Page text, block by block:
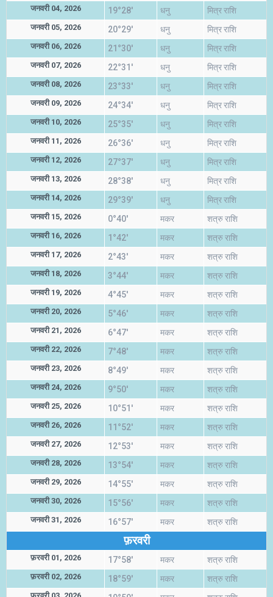
जनवरी 04, 2026 19°28' धनु मित्र राशि
जनवरी 05, 2026 20°29' धनु मित्र राशि
जनवरी 06, 2026 21°30' धनु मित्र राशि
जनवरी 07, 2026 22°31' धनु मित्र राशि
जनवरी 08, 2026 23°33' धनु मित्र राशि
जनवरी 09, 2026 24°34' धनु मित्र राशि
जनवरी 10, 2026 25°35' धनु मित्र राशि
जनवरी 11, 2026 26°36' धनु मित्र राशि
जनवरी 12, 2026 27°37' धनु मित्र राशि
जनवरी 13, 2026 28°38' धनु मित्र राशि
जनवरी 14, 2026 29°39' धनु मित्र राशि
जनवरी 15, 2026 0°40' मकर शत्रु राशि
जनवरी 16, 2026 1°42' मकर शत्रु राशि
जनवरी 17, 2026 2°43' मकर शत्रु राशि
जनवरी 18, 2026 3°44' मकर शत्रु राशि
जनवरी 19, 2026 4°45' मकर शत्रु राशि
जनवरी 20, 2026 5°46' मकर शत्रु राशि
जनवरी 21, 2026 6°47' मकर शत्रु राशि
जनवरी 22, 2026 7°48' मकर शत्रु राशि
जनवरी 23, 2026 8°49' मकर शत्रु राशि
जनवरी 24, 2026 9°50' मकर शत्रु राशि
जनवरी 25, 2026 10°51' मकर शत्रु राशि
जनवरी 26, 2026 11°52' मकर शत्रु राशि
जनवरी 27, 2026 12°53' मकर शत्रु राशि
जनवरी 28, 2026 13°54' मकर शत्रु राशि
जनवरी 29, 2026 14°55' मकर शत्रु राशि
जनवरी 30, 2026 15°56' मकर शत्रु राशि
जनवरी 31, 2026 16°57' मकर शत्रु राशि
फ़रवरी
फ़रवरी 01, 2026 17°58' मकर शत्रु राशि
फ़रवरी 02, 2026 18°59' मकर शत्रु राशि